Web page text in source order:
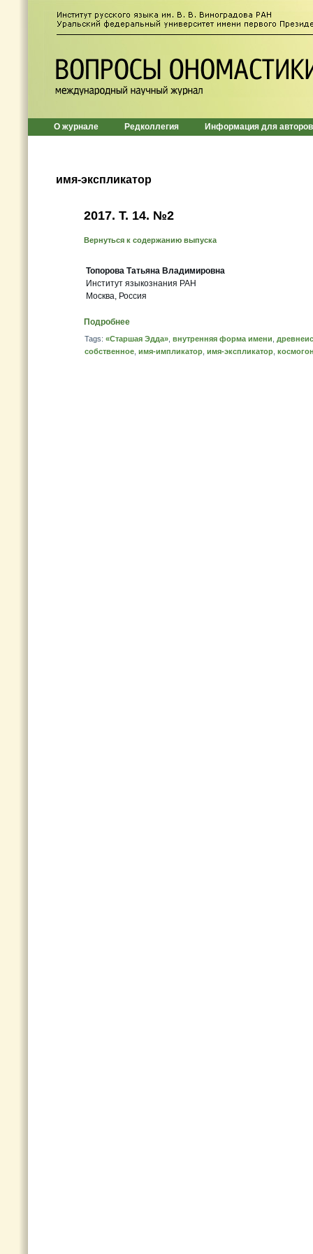
О журнале Редколлегия Информация для авторов
имя-экспликатор
2017. T. 14. №2
Вернуться к содержанию выпуска
Топорова Татьяна Владимировна
Институт языкознания РАН
Москва, Россия
Подробнее
Tags: «Старшая Эдда» внутренняя форма имени
собственное имя-импликатор имя-экспликатор